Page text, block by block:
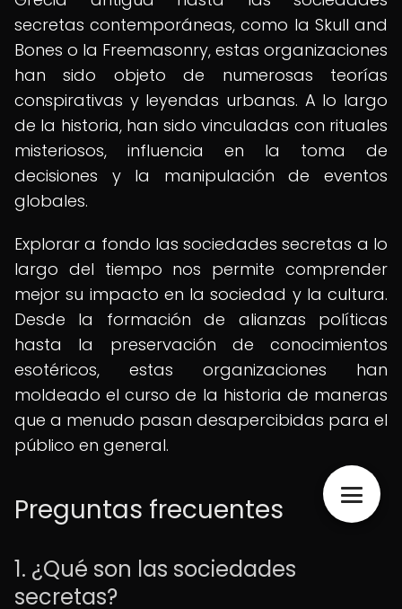
secretas contemporáneas, como la Skull and
Bones o la Freemasonry, estas organizaciones
han sido objeto de numerosas teorías
conspirativas y leyendas urbanas. A lo largo
de la historia, han sido vinculadas con rituales
misteriosos, influencia en la toma de
decisiones y la manipulación de eventos
globales.
Explorar a fondo las sociedades secretas a lo
largo del tiempo nos permite comprender
mejor su impacto en la sociedad y la cultura.
Desde la formación de alianzas políticas
hasta la preservación de conocimientos
esotéricos, estas organizaciones han
moldeado el curso de la historia de maneras
que a menudo pasan desapercibidas para el
público en general.
Preguntas frecuentes
1. ¿Qué son las sociedades
secretas?